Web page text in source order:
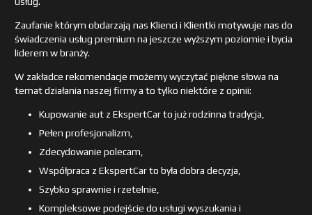
Zaufanie którym obdarzają nas Klienci i Klientki motywuje nas do
świadczenia usług premium na jeszcze wyższym poziomie i bycia
liderem w branży.
W zakładce rekomendacje możemy wyczytać piękne słowa na
temat działania naszej firmy a to tylko niektóre z opinii:
Kupowanie aut z EkspertCar to już rodzinna tradycja,
Pełen profesjonalizm,
Zdecydowanie polecam,
Współpraca z EkspertCar to była dobra decyzja,
Szybko sprawnie i rzetelnie,
Kompleksowe podejście do usługi wyszukania i